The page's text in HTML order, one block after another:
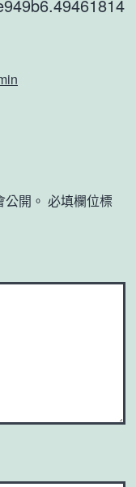
開。 必填欄位標